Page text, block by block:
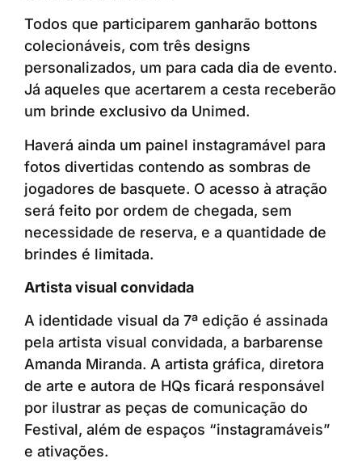
Todos que participarem ganharão bottons
colecionáveis, com três designs
personalizados, um para cada dia de evento.
Já aqueles que acertarem a cesta receberão
um brinde exclusivo da Unimed.
Haverá ainda um painel instagramável para
fotos divertidas contendo as sombras de
jogadores de basquete. O acesso à atração
será feito por ordem de chegada, sem
necessidade de reserva, e a quantidade de
brindes é limitada.
Artista visual convidada
A identidade visual da 7ª edição é assinada
pela artista visual convidada, a barbarense
Amanda Miranda. A artista gráfica, diretora
de arte e autora de HQs ficará responsável
por ilustrar as peças de comunicação do
Festival, além de espaços “instagramáveis”
e ativações.